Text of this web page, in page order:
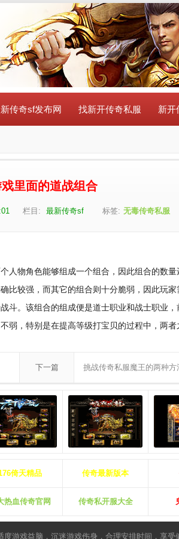
传奇sf发布网 找新开传奇私服 新开
里面的道战组合
栏目: 最新传奇sf 标签: 无毒传奇私服
人物角色能够组成一个组合，因此组合的数
比较强，而其它的组合则十分脆弱，因此玩
斗。该组合的组成便是道士职业和战士职业
，特别是在提高等级打宝贝的过程中，两者
下一篇 挑战传奇私服魔王的两种方
倚天精品 传奇最新版本
热血传奇官网 传奇私开服大全
游戏益脑，沉迷游戏伤身，合理安排时间，享受